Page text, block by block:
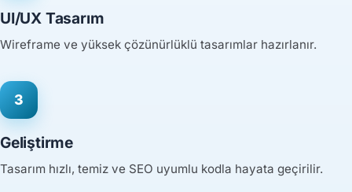
UI/UX Tasarım
Wireframe ve yüksek çözünürlüklü tasarımlar hazırlanır.
3
Geliştirme
Tasarım hızlı, temiz ve SEO uyumlu kodla hayata geçirilir.